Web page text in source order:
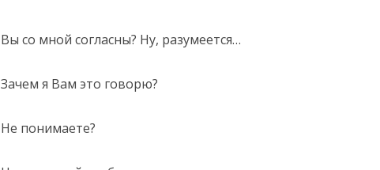
Вы со мной согласны? Ну, разумеется…
Зачем я Вам это говорю?
Не понимаете?